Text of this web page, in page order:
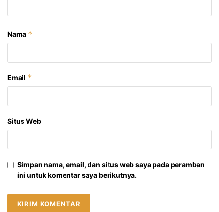
Nama *
Email *
Situs Web
Simpan nama, email, dan situs web saya pada peramban
ini untuk komentar saya berikutnya.